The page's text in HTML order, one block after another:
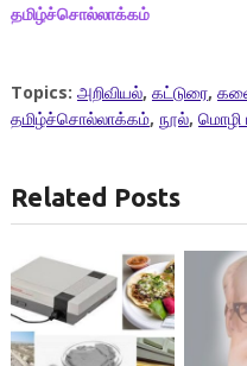
தமிழ்ச்சொல்லாக்கம்
Topics: அறிவியல், கட்டுரை,
தமிழ்ச்சொல்லாக்கம், நூல்,
Related Posts